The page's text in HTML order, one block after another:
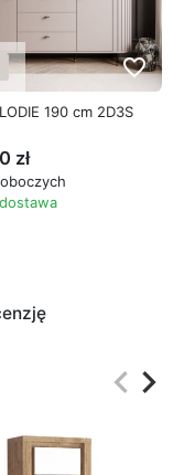
favorite_border
190 cm 2D3S
zł
keyboard_arrow_left
keyboard_arrow_right